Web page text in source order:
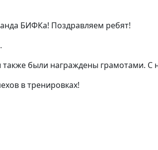
БИФКа! Поздравляем ребят!
были награждены грамотами.
в тренировках!